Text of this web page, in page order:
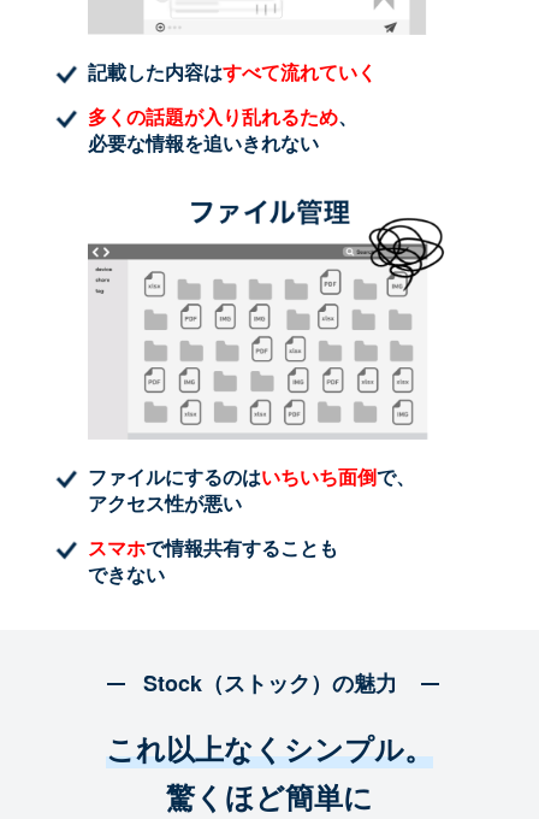
記載した内容はすべて流れていく
多くの話題が入り乱れるため、
必要な情報を追いきれない
ファイルにするのはいちいち面倒で、
アクセス性が悪い
スマホで情報共有することも
できない
Stock（ストック）の魅力
これ以上なくシンプル。
驚くほど簡単に